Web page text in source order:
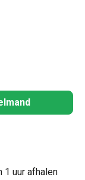
1 uur afhalen